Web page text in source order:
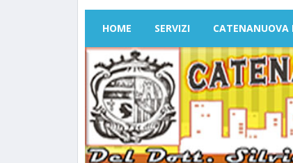
HOME SERVIZI CATENANUOVA